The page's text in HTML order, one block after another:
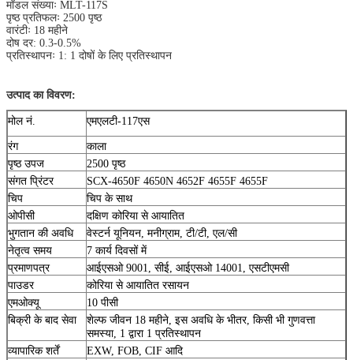
मॉडल संख्याः MLT-117S
पृष्ठ प्रतिफलः 2500 पृष्ठ
वारंटीः 18 महीने
दोष दर: 0.3-0.5%
प्रतिस्थापनः 1: 1 दोषों के लिए प्रतिस्थापन
उत्पाद का विवरण:
मोल नं. एमएलटी-117एस
रंग
काला
पृष्ठ उपज
2500 पृष्ठ
संगत प्रिंटर
SCX-4650F 4650N 4652F 4655F 4655F
चिप
चिप के साथ
ओपीसी
दक्षिण कोरिया से आयातित
भुगतान की अवधि
वेस्टर्न यूनियन, मनीग्राम, टी/टी, एल/सी
नेतृत्व समय
7 कार्य दिवसों में
प्रमाणपत्र
आईएसओ 9001, सीई, आईएसओ 14001, एसटीएमसी
पाउडर
कोरिया से आयातित रसायन
एमओक्यू
10 पीसी
बिक्री के बाद सेवा
शेल्फ जीवन 18 महीने, इस अवधि के भीतर, किसी भी गुणवत्ता
समस्या, 1 द्वारा 1 प्रतिस्थापन
व्यापारिक शर्तें
EXW, FOB, CIF आदि